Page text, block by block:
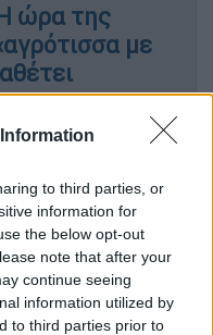
to third parties, or
information for
the below opt-out
note that after your
continue seeing
information utilized by
to third parties prior to
ώρα της
με
κανένα "κομμένο
σκιοπαίχτη
πλαστό
μεταξύ άλλων